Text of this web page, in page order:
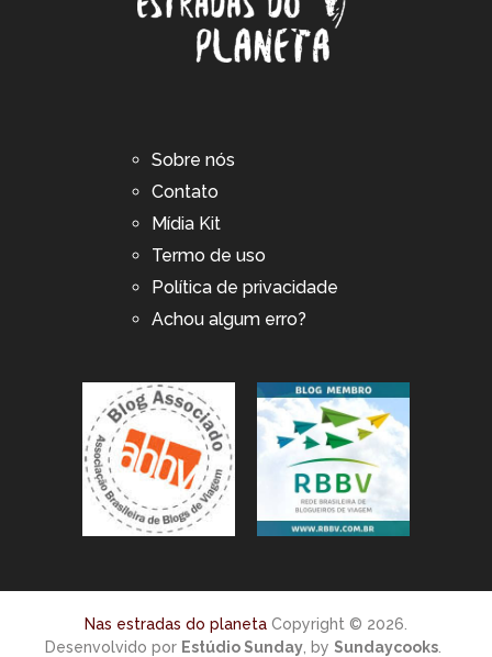
Sobre nós
Contato
Mídia Kit
Termo de uso
Política de privacidade
Achou algum erro?
Nas estradas do planetaCopyright © 2026.
Desenvolvido por Estúdio Sunday , bySundaycooks